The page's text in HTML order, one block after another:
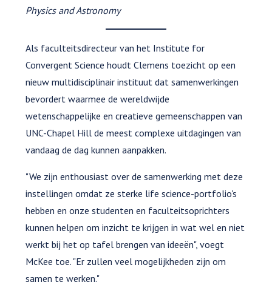
Physics and Astronomy
Als faculteitsdirecteur van het Institute for
Convergent Science houdt Clemens toezicht op een
nieuw multidisciplinair instituut dat samenwerkingen
bevordert waarmee de wereldwijde
wetenschappelijke en creatieve gemeenschappen van
UNC-Chapel Hill de meest complexe uitdagingen van
vandaag de dag kunnen aanpakken.
"We zijn enthousiast over de samenwerking met deze
instellingen omdat ze sterke life science-portfolio's
hebben en onze studenten en faculteitsoprichters
kunnen helpen om inzicht te krijgen in wat wel en niet
werkt bij het op tafel brengen van ideeën", voegt
McKee toe. "Er zullen veel mogelijkheden zijn om
samen te werken."